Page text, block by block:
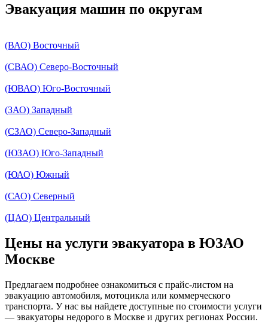
Эвакуация машин по округам
(ВАО) Восточный
(СВАО) Северо-Восточный
(ЮВАО) Юго-Восточный
(ЗАО) Западный
(СЗАО) Северо-Западный
(ЮЗАО) Юго-Западный
(ЮАО) Южный
(САО) Северный
(ЦАО) Центральный
Цены на услуги эвакуатора в ЮЗАО
Москве
Предлагаем подробнее ознакомиться с прайс-листом на
эвакуацию автомобиля, мотоцикла или коммерческого
транспорта. У нас вы найдете доступные по стоимости услуги
— эвакуаторы недорого в Москве и других регионах России.